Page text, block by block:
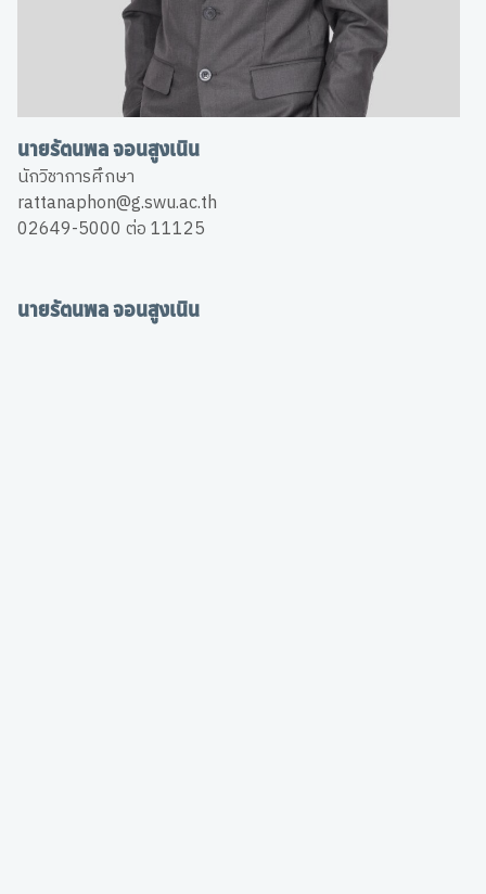
นายรัตนพล จอนสูงเนิน
นักวิชาการศึกษา
rattanaphon@g.swu.ac.th
02649-5000 ต่อ 11125
นายรัตนพล จอนสูงเนิน